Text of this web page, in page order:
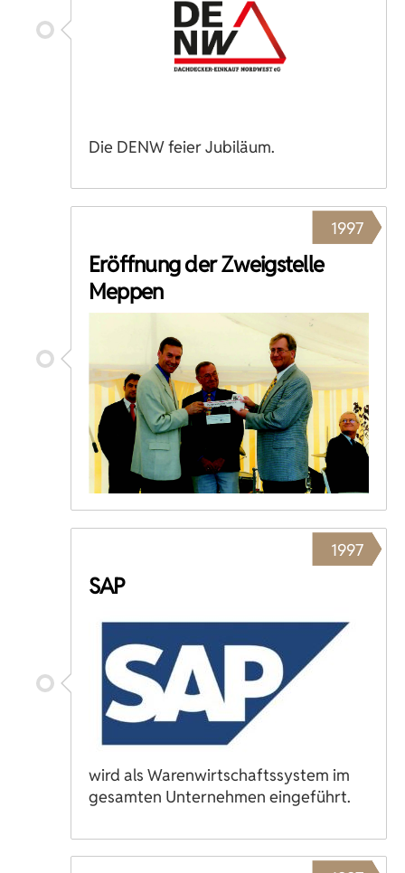
Die DENW feier Jubiläum.
1997
Eröffnung der Zweigstelle
Meppen
1997
SAP
wird als Warenwirtschaftssystem im
gesamten Unternehmen eingeführt.